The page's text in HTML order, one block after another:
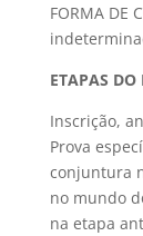
FORMA DE
ETAPAS DO
Inscrição,
Prova
conjuntura
no mundo
na etapa